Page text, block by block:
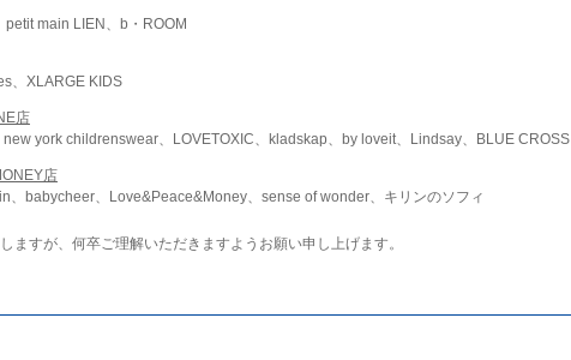
main LIEN、b・ROOM
、XLARGE KIDS
店
york childrenswear、LOVETOXIC、kladskap、by loveit、Lindsay、BLUE CROSS
店
、babycheer、Love&Peace&Money、sense of wonder、キリンのソフィ
ますが、何卒ご理解いただきますようお願い申し上げます。